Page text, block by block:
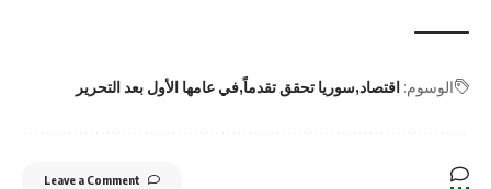
الوسوم: اقتصاد سوريا تحقق تقدماً في عامها الأول بعد التحرير
Leave a Comment